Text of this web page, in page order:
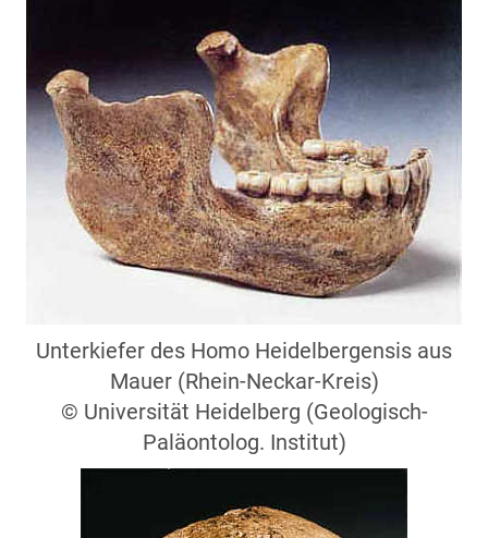
Unterkiefer des Homo Heidelbergensis aus
Mauer (Rhein-Neckar-Kreis)
© Universität Heidelberg (Geologisch-
Paläontolog. Institut)